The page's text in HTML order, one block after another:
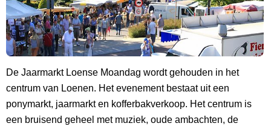
De Jaarmarkt Loense Moandag wordt gehouden in het
centrum van Loenen. Het evenement bestaat uit een
ponymarkt, jaarmarkt en kofferbakverkoop. Het centrum is
een bruisend geheel met muziek, oude ambachten, de